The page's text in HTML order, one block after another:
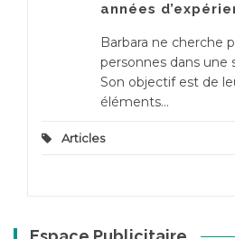
années
Barbara ne cherche
personnes dans une
Son objectif est de
éléments...
Articles